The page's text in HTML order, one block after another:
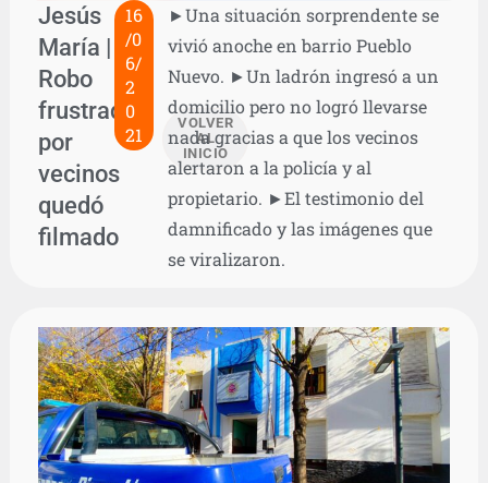
Jesús
María |
Robo
frustrado
por
vecinos
quedó
filmado
16
/0
6/
2
0
21
VOLVER
AL
INICIO
►Una situación sorprendente se
vivió anoche en barrio Pueblo
Nuevo. ►Un ladrón ingresó a un
domicilio pero no logró llevarse
nada gracias a que los vecinos
alertaron a la policía y al
propietario. ►El testimonio del
damnificado y las imágenes que
se viralizaron.